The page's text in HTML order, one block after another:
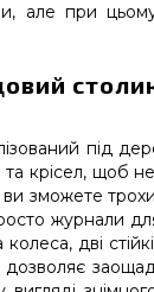
але при
під
та крісел,
зможете
журнали
дві